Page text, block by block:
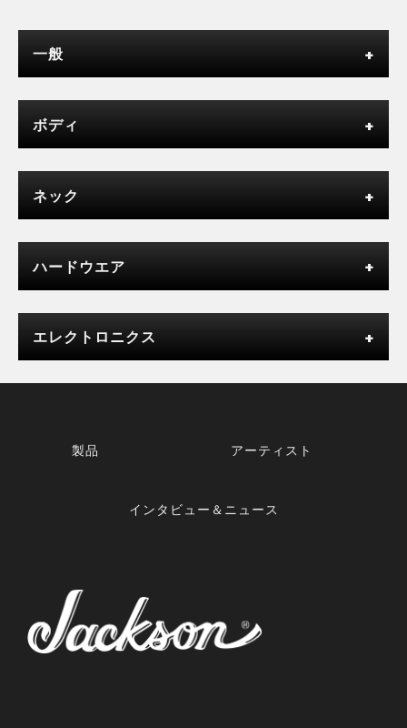
一般
ボディ
ネック
ハードウエア
エレクトロニクス
製品 アーティスト
インタビュー＆ニュース